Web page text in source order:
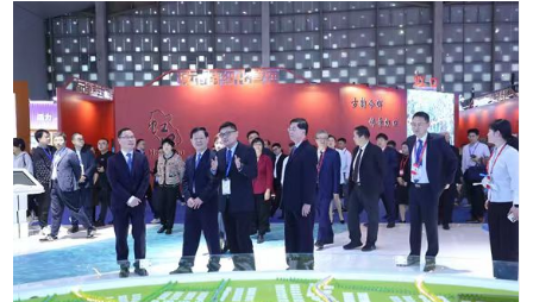
关闭